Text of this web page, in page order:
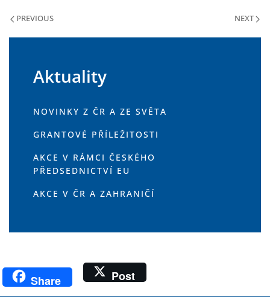
PREVIOUS NEXT
Aktuality
NOVINKY Z ČR A ZE SVĚTA
GRANTOVÉ PŘÍLEŽITOSTI
AKCE V RÁMCI ČESKÉHO
PŘEDSEDNICTVÍ EU
AKCE V ČR A ZAHRANIČÍ
Share Post